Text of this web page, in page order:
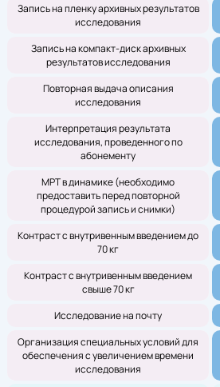
Запись на пленку архивных результатов
исследования
Запись на компакт-диск архивных
результатов исследования
Повторная выдача описания
исследования
Интерпретация результата
исследования, проведенного по
абонементу
МРТ в динамике (необходимо
предоставить перед повторной
процедурой запись и снимки)
Контраст с внутривенным введением до
70 кг
Контраст с внутривенным введением
свыше 70 кг
Исследование на почту
Организация специальных условий для
обеспечения с увеличением времени
исследования